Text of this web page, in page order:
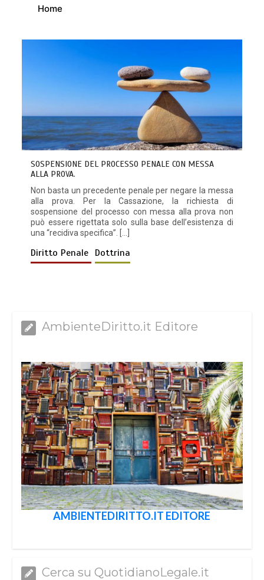
Home
SOSPENSIONE DEL PROCESSO PENALE CON MESSA
ALLA PROVA.
Non basta un precedente penale per negare la messa
alla prova. Per la Cassazione, la richiesta di
sospensione del processo con messa alla prova non
può essere rigettata solo sulla base dell’esistenza di
una “recidiva specifica”. […]
Diritto Penale Dottrina
AmbienteDiritto.it Editore
AMBIENTEDIRITTO.IT EDITORE
Cerca su QuotidianoLegale.it